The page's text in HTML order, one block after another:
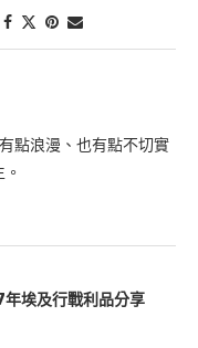
點浪漫、也有點不切實
埃及行戰利品分享